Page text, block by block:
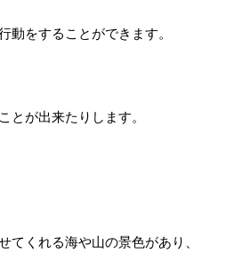
をすることができます。
とが出来たりします。
くれる海や山の景色があり、